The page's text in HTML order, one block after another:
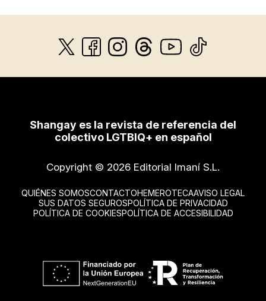
Shangay es la revista de referencia del
colectivo LGTBIQ+ en español
Copyright © 2026 Editorial Imaní S.L.
QUIÉNES SOMOSCONTACTOHEMEROTECAAVISO LEGAL
SUS DATOS SEGUROSPOLÍTICA DE PRIVACIDAD
POLÍTICA DE COOKIESPOLÍTICA DE ACCESIBILIDAD